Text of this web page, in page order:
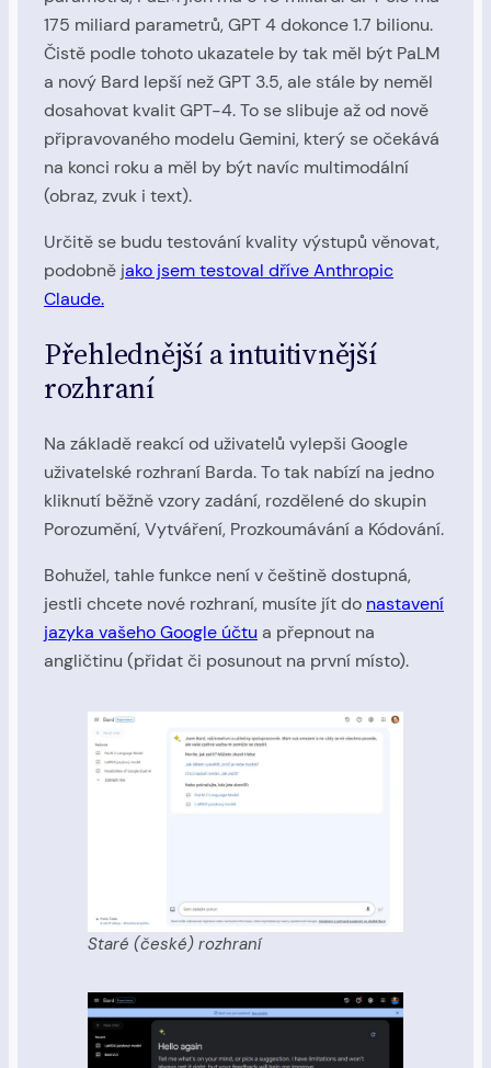
175 miliard parametrů, GPT 4 dokonce 1.7 bilionu.
Čistě podle tohoto ukazatele by tak měl být PaLM
a nový Bard lepší než GPT 3.5, ale stále by neměl
dosahovat kvalit GPT-4. To se slibuje až od nově
připravovaného modelu Gemini, který se očekává
na konci roku a měl by být navíc multimodální
(obraz, zvuk i text).
Určitě se budu testování kvality výstupů věnovat,
podobně jako jsem testoval dříve Anthropic
Claude.
Přehlednější a intuitivnější
rozhraní
Na základě reakcí od uživatelů vylepši Google
uživatelské rozhraní Barda. To tak nabízí na jedno
kliknutí běžně vzory zadání, rozdělené do skupin
Porozumění, Vytváření, Prozkoumávání a Kódování.
Bohužel, tahle funkce není v češtině dostupná,
jestli chcete nové rozhraní, musíte jít do nastavení
jazyka vašeho Google účtu a přepnout na
angličtinu (přidat či posunout na první místo).
Staré (české) rozhraní